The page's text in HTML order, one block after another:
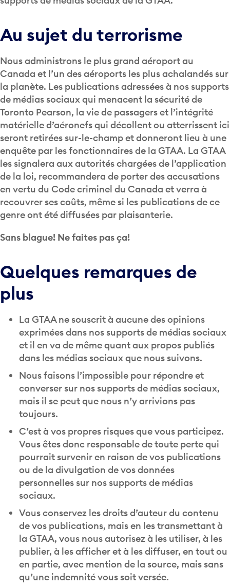
Au sujet du terrorisme
Nous administrons le plus grand aéroport au
Canada et l’un des aéroports les plus achalandés sur
la planète. Les publications adressées à nos supports
de médias sociaux qui menacent la sécurité de
Toronto Pearson, la vie de passagers et l’intégrité
matérielle d’aéronefs qui décollent ou atterrissent ici
seront retirées sur-le-champ et donneront lieu à une
enquête par les fonctionnaires de la GTAA. La GTAA
les signalera aux autorités chargées de l’application
de la loi, recommandera de porter des accusations
en vertu du Code criminel du Canada et verra à
recouvrer ses coûts, même si les publications de ce
genre ont été diffusées par plaisanterie.
Sans blague! Ne faites pas ça!
Quelques remarques de
plus
La GTAA ne souscrit à aucune des opinions
exprimées dans nos supports de médias sociaux
et il en va de même quant aux propos publiés
dans les médias sociaux que nous suivons.
Nous faisons l’impossible pour répondre et
converser sur nos supports de médias sociaux,
mais il se peut que nous n’y arrivions pas
toujours.
C’est à vos propres risques que vous participez.
Vous êtes donc responsable de toute perte qui
pourrait survenir en raison de vos publications
ou de la divulgation de vos données
personnelles sur nos supports de médias
sociaux.
Vous conservez les droits d’auteur du contenu
de vos publications, mais en les transmettant à
la GTAA, vous nous autorisez à les utiliser, à les
publier, à les afficher et à les diffuser, en tout ou
en partie, avec mention de la source, mais sans
qu’une indemnité vous soit versée.